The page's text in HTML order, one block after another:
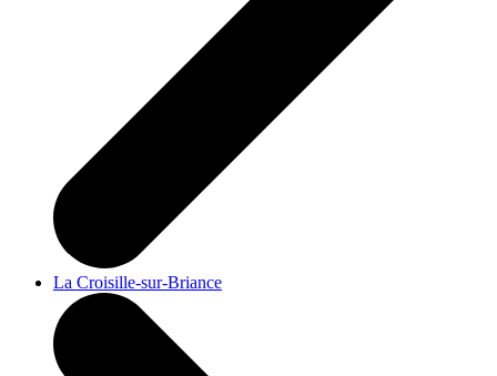
La Croisille-sur-Briance